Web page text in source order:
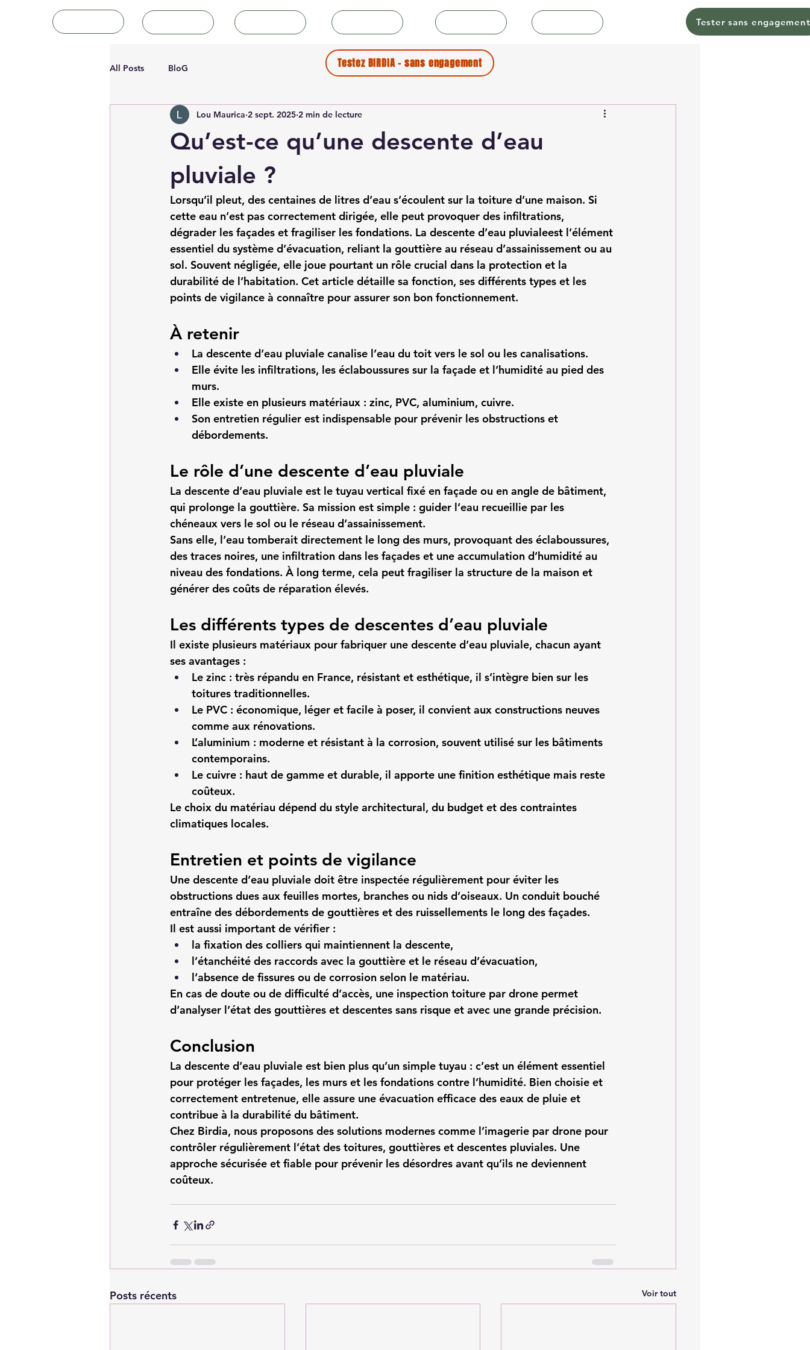
Tester sans engagement
All Posts BloG
Qu’est-ce qu’une descente d’eau
pluviale ?
Lou Maurica 2 sept. 2025 2 min de lecture
Lorsqu’il pleut, des centaines de litres d’eau s’écoulent sur la toiture d’une maison. Si
cette eau n’est pas correctement dirigée, elle peut provoquer des infiltrations,
dégrader les façades et fragiliser les fondations. La descente d’eau pluvialeest l’élément
essentiel du système d’évacuation, reliant la gouttière au réseau d’assainissement ou au
sol. Souvent négligée, elle joue pourtant un rôle crucial dans la protection et la
durabilité de l’habitation. Cet article détaille sa fonction, ses différents types et les
points de vigilance à connaître pour assurer son bon fonctionnement.
À retenir
La descente d’eau pluviale canalise l’eau du toit vers le sol ou les canalisations.
Elle évite les infiltrations, les éclaboussures sur la façade et l’humidité au pied des
murs.
Elle existe en plusieurs matériaux : zinc, PVC, aluminium, cuivre.
Son entretien régulier est indispensable pour prévenir les obstructions et
débordements.
Le rôle d’une descente d’eau pluviale
La descente d’eau pluviale est le tuyau vertical fixé en façade ou en angle de bâtiment,
qui prolonge la gouttière. Sa mission est simple : guider l’eau recueillie par les
chéneaux vers le sol ou le réseau d’assainissement.
Sans elle, l’eau tomberait directement le long des murs, provoquant des éclaboussures,
des traces noires, une infiltration dans les façades et une accumulation d’humidité au
niveau des fondations. À long terme, cela peut fragiliser la structure de la maison et
générer des coûts de réparation élevés.
Les différents types de descentes d’eau pluviale
Il existe plusieurs matériaux pour fabriquer une descente d’eau pluviale, chacun ayant
ses avantages :
Le zinc : très répandu en France, résistant et esthétique, il s’intègre bien sur les
toitures traditionnelles.
Le PVC : économique, léger et facile à poser, il convient aux constructions neuves
comme aux rénovations.
L’aluminium : moderne et résistant à la corrosion, souvent utilisé sur les bâtiments
contemporains.
Le cuivre : haut de gamme et durable, il apporte une finition esthétique mais reste
coûteux.
Le choix du matériau dépend du style architectural, du budget et des contraintes
climatiques locales.
Entretien et points de vigilance
Une descente d’eau pluviale doit être inspectée régulièrement pour éviter les
obstructions dues aux feuilles mortes, branches ou nids d’oiseaux. Un conduit bouché
entraîne des débordements de gouttières et des ruissellements le long des façades.
Il est aussi important de vérifier :
la fixation des colliers qui maintiennent la descente,
l’étanchéité des raccords avec la gouttière et le réseau d’évacuation,
l’absence de fissures ou de corrosion selon le matériau.
En cas de doute ou de difficulté d’accès, une inspection toiture par drone permet
d’analyser l’état des gouttières et descentes sans risque et avec une grande précision.
Conclusion
La descente d’eau pluviale est bien plus qu’un simple tuyau : c’est un élément essentiel
pour protéger les façades, les murs et les fondations contre l’humidité. Bien choisie et
correctement entretenue, elle assure une évacuation efficace des eaux de pluie et
contribue à la durabilité du bâtiment.
Chez Birdia, nous proposons des solutions modernes comme l’imagerie par drone pour
contrôler régulièrement l’état des toitures, gouttières et descentes pluviales. Une
approche sécurisée et fiable pour prévenir les désordres avant qu’ils ne deviennent
coûteux.
Posts récents Voir tout
Testez BIRDIA - sans engagement